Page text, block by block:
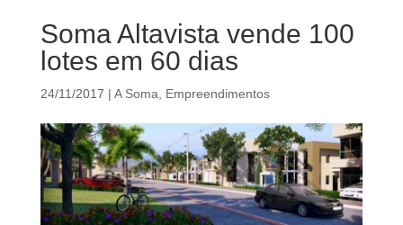
i
i
l
d
s
h
Soma Altavista vende 100
lotes em 60 dias
24/11/2017 | A Soma Empreendimentos